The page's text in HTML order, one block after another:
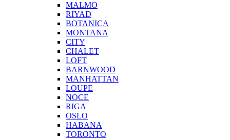
MALMO
RIYAD
BOTANICA
MONTANA
CITY
CHALET
LOFT
BARNWOOD
MANHATTAN
LOUPE
NOCE
RIGA
OSLO
HABANA
TORONTO